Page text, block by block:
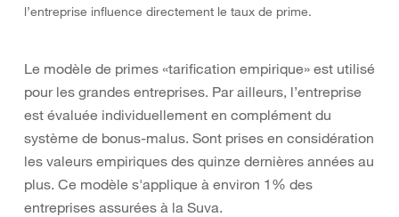
l’entreprise influence directement le taux de prime.
Le modèle de primes «tarification empirique» est utilisé
pour les grandes entreprises. Par ailleurs, l’entreprise
est évaluée individuellement en complément du
système de bonus-malus. Sont prises en considération
les valeurs empiriques des quinze dernières années au
plus. Ce modèle s'applique à environ 1% des
entreprises assurées à la Suva.